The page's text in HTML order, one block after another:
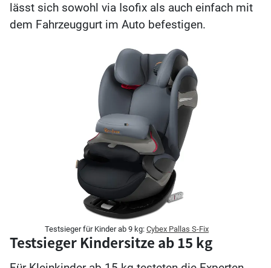
lässt sich sowohl via Isofix als auch einfach mit
dem Fahrzeuggurt im Auto befestigen.
Testsieger für Kinder ab 9 kg: Cybex Pallas S-Fix
Testsieger Kindersitze ab 15 kg